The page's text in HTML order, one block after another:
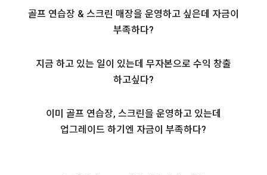
골프 연습장 & 스크린 매장을 운영하고 싶은데 자금이
부족하다?
지금 하고 있는 일이 있는데 무자본으로 수익 창출
하고싶다?
이미 골프 연습장, 스크린을 운영하고 있는데
업그레이드 하기엔 자금이 부족하다?